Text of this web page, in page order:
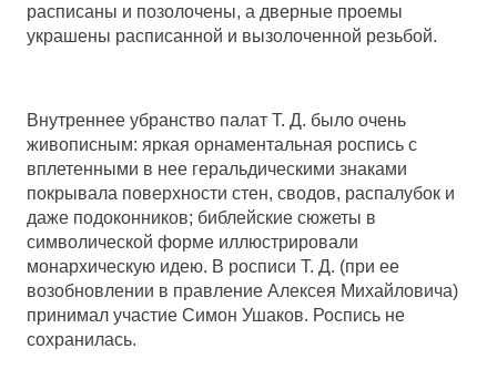
расписаны и позолочены, а дверные проемы
украшены расписанной и вызолоченной резьбой.
Внутреннее убранство палат Т. Д. было очень
живописным: яркая орнаментальная роспись с
вплетенными в нее геральдическими знаками
покрывала поверхности стен, сводов, распалубок и
даже подоконников; библейские сюжеты в
символической форме иллюстрировали
монархическую идею. В росписи Т. Д. (при ее
возобновлении в правление Алексея Михайловича)
принимал участие Симон Ушаков. Роспись не
сохранилась.